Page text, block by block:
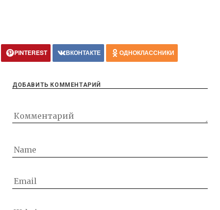
PINTEREST ВКОНТАКТЕ ОДНОКЛАССНИКИ
ДОБАВИТЬ КОММЕНТАРИЙ